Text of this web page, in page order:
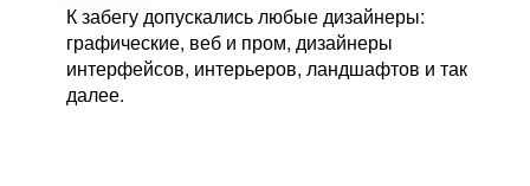
К забегу допускались любые дизайнеры:
графические, веб и пром, дизайнеры
интерфейсов, интерьеров, ландшафтов и так
далее.